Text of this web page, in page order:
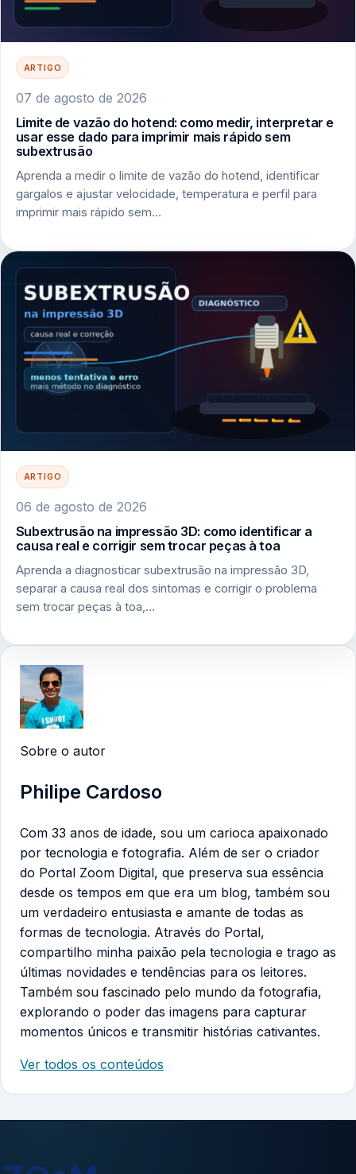
ARTIGO
07 de agosto de 2026
Limite de vazão do hotend: como medir, interpretar e
usar esse dado para imprimir mais rápido sem
subextrusão
Aprenda a medir o limite de vazão do hotend, identificar
gargalos e ajustar velocidade, temperatura e perfil para
imprimir mais rápido sem…
ARTIGO
06 de agosto de 2026
Subextrusão na impressão 3D: como identificar a
causa real e corrigir sem trocar peças à toa
Aprenda a diagnosticar subextrusão na impressão 3D,
separar a causa real dos sintomas e corrigir o problema
sem trocar peças à toa,…
Sobre o autor
Philipe Cardoso
Com 33 anos de idade, sou um carioca apaixonado
por tecnologia e fotografia. Além de ser o criador
do Portal Zoom Digital, que preserva sua essência
desde os tempos em que era um blog, também sou
um verdadeiro entusiasta e amante de todas as
formas de tecnologia. Através do Portal,
compartilho minha paixão pela tecnologia e trago as
últimas novidades e tendências para os leitores.
Também sou fascinado pelo mundo da fotografia,
explorando o poder das imagens para capturar
momentos únicos e transmitir histórias cativantes.
Ver todos os conteúdos